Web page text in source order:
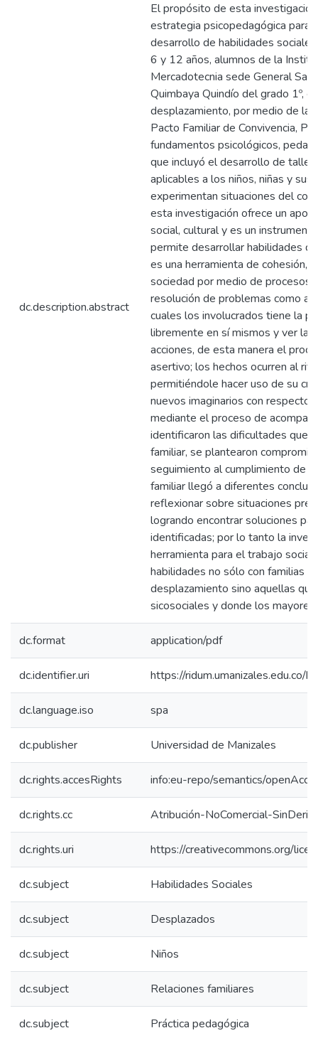
dc.description.abstract
El propósito de esta
estrategia psicopedagógica para
desarrollo de habilidades
6 y 12 años, alumnos de la
Mercadotecnia sede General
Quimbaya Quindío del grado 1º,
desplazamiento, por medio de la
Pacto Familiar de Convivencia,
fundamentos psicológicos,
que incluyó el desarrollo de
aplicables a los niños, niñas y sus
experimentan situaciones del
esta investigación ofrece un
social, cultural y es un
permite desarrollar habilidades
es una herramienta de cohesión,
sociedad por medio de procesos
resolución de problemas como
cuales los involucrados tiene la
libremente en sí mismos y ver las
acciones, de esta manera el
asertivo; los hechos ocurren al
permitiéndole hacer uso de su
nuevos imaginarios con respecto
mediante el proceso de
identificaron las dificultades que
familiar, se plantearon
seguimiento al cumplimiento de
familiar llegó a diferentes
reflexionar sobre situaciones
logrando encontrar soluciones
identificadas; por lo tanto la
herramienta para el trabajo
habilidades no sólo con familias
desplazamiento sino aquellas
sicosociales y donde los
dc.format application/pdf
dc.identifier.uri https://
dc.language.iso spa
dc.publisher Universidad de Manizales
dc.rights.accesRights info:eu-repo/semantics/
dc.rights.cc Atribución-NoComercial-
dc.rights.uri https://creativecommons.org/
dc.subject Habilidades Sociales
dc.subject Desplazados
dc.subject Niños
dc.subject Relaciones familiares
dc.subject Práctica pedagógica